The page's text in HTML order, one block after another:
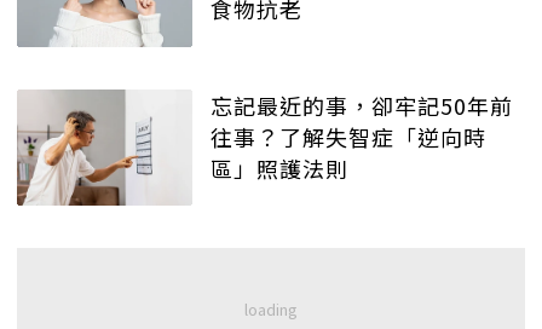
食物抗老
忘記最近的事，卻牢記50年前
往事？了解失智症「逆向時
區」照護法則